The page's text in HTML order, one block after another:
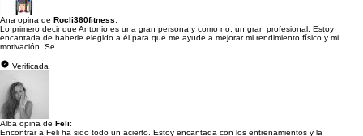
Ana opina de Rocli360fitness:
Lo primero decir que Antonio es una gran persona y como no, un gran profesional. Estoy
encantada de haberle elegido a él para que me ayude a mejorar mi rendimiento físico y mi
motivación. Se...
Verificada
Alba opina de Feli:
Encontrar a Feli ha sido todo un acierto. Estoy encantada con los entrenamientos y la